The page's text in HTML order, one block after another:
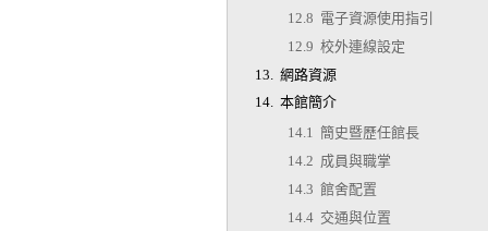
12.8 電子資源使用指引
12.9 校外連線設定
13. 網路資源
14. 本館簡介
14.1 簡史暨歷任館長
14.2 成員與職掌
14.3 館舍配置
14.4 交通與位置